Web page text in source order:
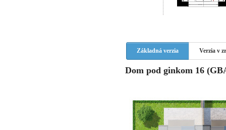
Základná verzia Verzia v
Dom pod ginkom 16